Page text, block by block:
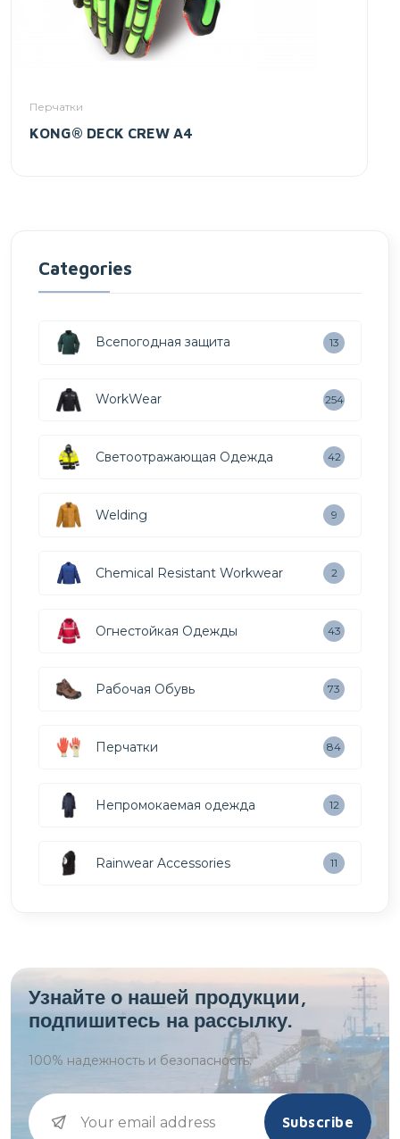
Перчатки
KONG® DECK CREW A4
Categories
Всепогодная защита 13
WorkWear 254
Светоотражающая Одежда 42
Welding 9
Chemical Resistant Workwear 2
Огнестойкая Одежды 43
Рабочая Обувь 73
Перчатки 84
Непромокаемая одежда 12
Rainwear Accessories 11
Узнайте о нашей продукции,
подпишитесь на рассылку.
100% надежность и безопасность.
Subscribe